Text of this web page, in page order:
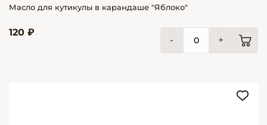
Масло для кутикулы в карандаше "Яблоко"
120 ₽
- +